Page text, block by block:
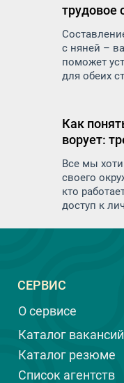
ценное:
личные
трудовое
с няней –
поможет
для обеих
и
Как
ворует:
меры
Все мы
своего
кто
доступ к
которую
быть
чтобы
лучше,
СЕРВИС
О сервисе
Каталог вакансий
Каталог резюме
Список агентств